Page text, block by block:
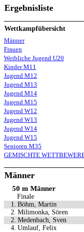
Ergebnisliste
Wettkampfübersicht
Männer
Frauen
Weibliche Jugend U20
Kinder M11
Jugend M12
Jugend M13
Jugend M14
Jugend M15
Jugend W12
Jugend W13
Jugend W14
Jugend W15
Senioren M35
GEMISCHTE
Männer
50 m Männer
Finale
1.
Böhm, Martin
2. Milimonka, Sören
2. Medenbach, Sven
4. Umlauf, Felix